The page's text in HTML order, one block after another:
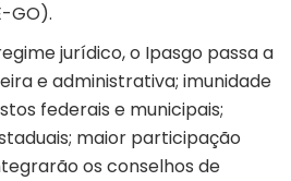
GO).
jurídico, o Ipasgo passa a
e administrativa; imunidade
federais e municipais;
maior participação
os conselhos de